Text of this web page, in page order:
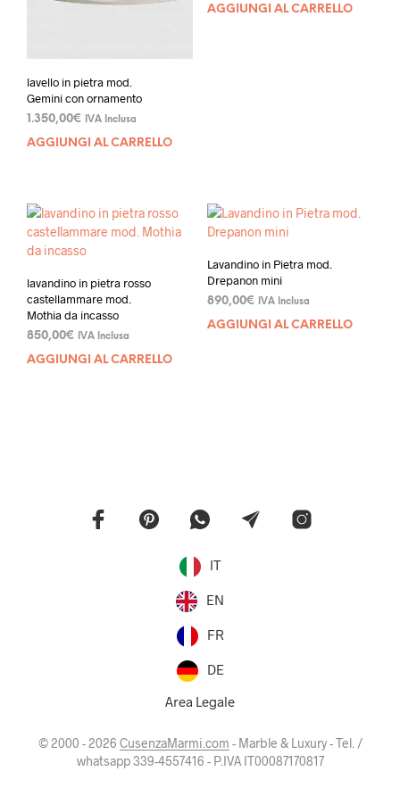
lavello in pietra mod.
Gemini con ornamento
1.350,00€ IVA Inclusa
AGGIUNGI AL CARRELLO
AGGIUNGI AL CARRELLO
lavandino in pietra rosso
castellammare mod.
Mothia da incasso
850,00€ IVA Inclusa
AGGIUNGI AL CARRELLO
Lavandino in Pietra mod.
Drepanon mini
890,00€ IVA Inclusa
AGGIUNGI AL CARRELLO
IT
EN
FR
DE
Area Legale
© 2000 - 2026 CusenzaMarmi.com - Marble & Luxury - Tel. /
whatsapp 339-4557416 - P.IVA IT00087170817